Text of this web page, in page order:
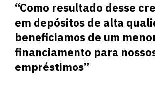
“Como resultado desse
em depósitos de alta
beneficiamos de um
financiamento para
empréstimos”